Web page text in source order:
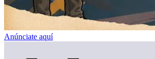
Anúnciate aquí